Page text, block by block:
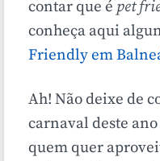
contar que é pet
conheça aqui
Friendly em
Ah! Não deixe de
carnaval deste
quem quer